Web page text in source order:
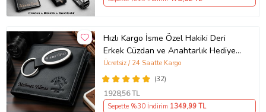
Hızlı Kargo İsme Özel Hakiki Deri
Erkek Cüzdan ve Anahtarlık Hediye
Seti, Sevgiliye, Eşe, Babaya,
Arkadaşa Kişiye Özel Hediye
(32)
Ücretsiz / 24 Saatte Kargo
1928,56 TL
Sepette %30 İndirim 1349,99 TL